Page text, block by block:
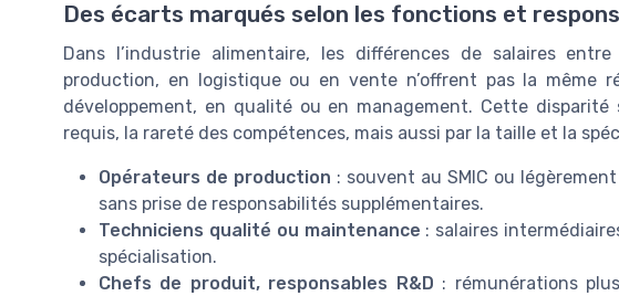
Des écarts marqués selon les fonctions et
Dans l’industrie alimentaire, les différences de salaires
production, en logistique ou en vente n’offrent pas la même
développement, en qualité ou en management. Cette disparité
requis, la rareté des compétences, mais aussi par la taille et la
Opérateurs de production : souvent au SMIC ou
sans prise de responsabilités supplémentaires.
Techniciens qualité ou maintenance : salaires
spécialisation.
Chefs de produit, responsables R&D : rémunérations